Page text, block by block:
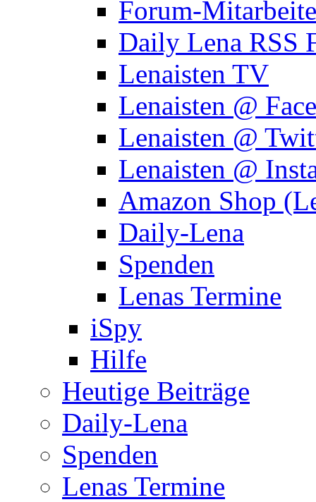
Forum-
Daily Lena RSS
Lenaisten TV
Lenaisten @
Lenaisten @
Lenaisten @
Amazon Shop
Daily-Lena
Spenden
Lenas Termine
iSpy
Hilfe
Heutige Beiträge
Daily-Lena
Spenden
Lenas Termine